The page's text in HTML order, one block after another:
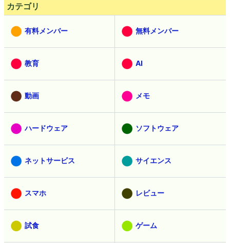
カテゴリ
有料メンバー 無料メンバー
教育 AI
動画 メモ
ハードウェア ソフトウェア
ネットサービス サイエンス
スマホ レビュー
試食 ゲーム